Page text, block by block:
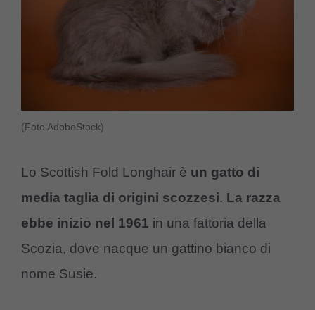
(Foto AdobeStock)
Lo Scottish Fold Longhair è un gatto di
media taglia di origini scozzesi. La razza
ebbe inizio nel 1961 in una fattoria della
Scozia, dove nacque un gattino bianco di
nome Susie.